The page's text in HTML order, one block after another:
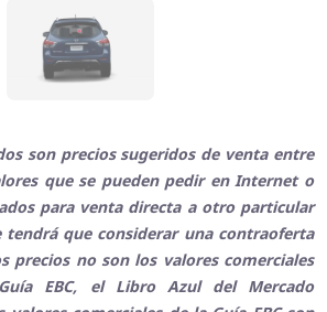
son precios sugeridos de venta entre
que se pueden pedir en Internet o
para venta directa a otro particular
tendrá que considerar una contraoferta
precios no son los valores comerciales
EBC, el Libro Azul del Mercado